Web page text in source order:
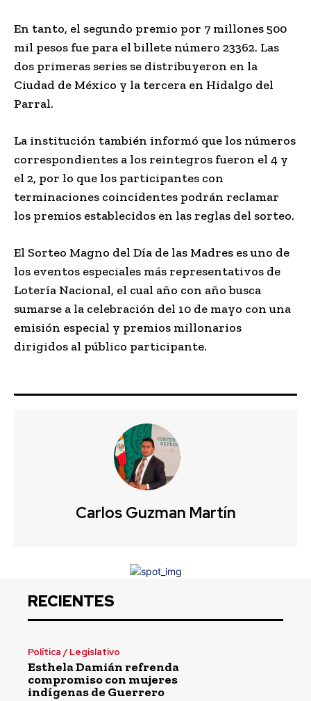
En tanto, el segundo premio por 7 millones 500
mil pesos fue para el billete número 23362. Las
dos primeras series se distribuyeron en la
Ciudad de México y la tercera en Hidalgo del
Parral.
La institución también informó que los números
correspondientes a los reintegros fueron el 4 y
el 2, por lo que los participantes con
terminaciones coincidentes podrán reclamar
los premios establecidos en las reglas del sorteo.
El Sorteo Magno del Día de las Madres es uno de
los eventos especiales más representativos de
Lotería Nacional, el cual año con año busca
sumarse a la celebración del 10 de mayo con una
emisión especial y premios millonarios
dirigidos al público participante.
Carlos Guzman Martín
RECIENTES
Política / Legislativo
Esthela Damián refrenda
compromiso con mujeres
indígenas de Guerrero